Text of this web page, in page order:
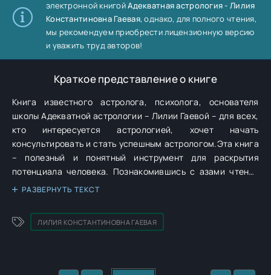
электронной книгойАдекватная астрология - Лилия
Константиновна Гаевая, однако, для полного чтения,
мы рекомендуем приобрести лицензионную версию
и уважить труд авторов!
Краткое представление о книге
Книга известного астролога, психолога, основателя
школы Адекватной астрологии – Лилии Гаевой – для всех,
кто интересуется астрологией, хочет начать
консультировать и стать успешным астрологом.Эта книга
– полезный и понятный инструмент для раскрытия
потенциала человека. Познакомившись с азами чтения
натальной карты, вы научитесь развивать свои сильные
собственной жизни. Вы поймете, в чем заключаются ваши
таланты, где живет ваша удача, где искать деньги, какой
учеников и клиентов, среди которых много
РАЗВЕРНУТЬ ТЕКСТ
ЛИЛИЯ КОНСТАНТИНОВНА ГАЕВАЯ